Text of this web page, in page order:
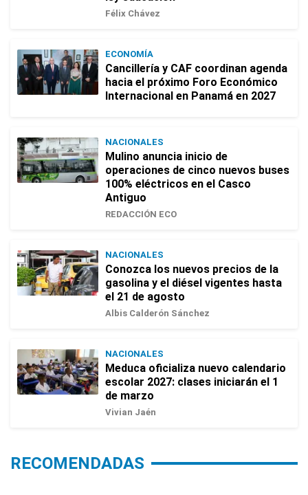
Félix Chávez
ECONOMÍA
Cancillería y CAF coordinan agenda
hacia el próximo Foro Económico
Internacional en Panamá en 2027
NACIONALES
Mulino anuncia inicio de
operaciones de cinco nuevos buses
100% eléctricos en el Casco
Antiguo
REDACCIÓN ECO
NACIONALES
Conozca los nuevos precios de la
gasolina y el diésel vigentes hasta
el 21 de agosto
Albis Calderón Sánchez
NACIONALES
Meduca oficializa nuevo calendario
escolar 2027: clases iniciarán el 1
de marzo
Vivian Jaén
RECOMENDADAS